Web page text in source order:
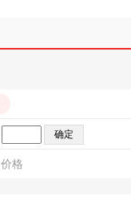
价格